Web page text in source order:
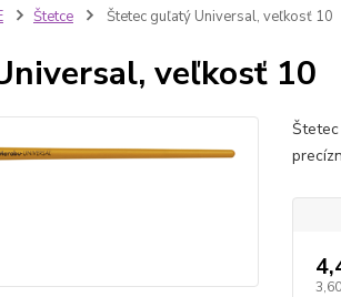
Štetce Štetec guľatý Universal, veľkosť 10
veľkosť 10